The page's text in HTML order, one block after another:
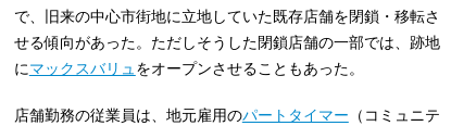
で、旧来の中心市街地に立地していた既存店舗を閉鎖・移転さ
せる傾向があった。ただしそうした閉鎖店舗の一部では、跡地
にマックスバリュ をオープンさせることもあった。
店舗勤務の従業員は、地元雇用のパートタイマー （コミュニテ